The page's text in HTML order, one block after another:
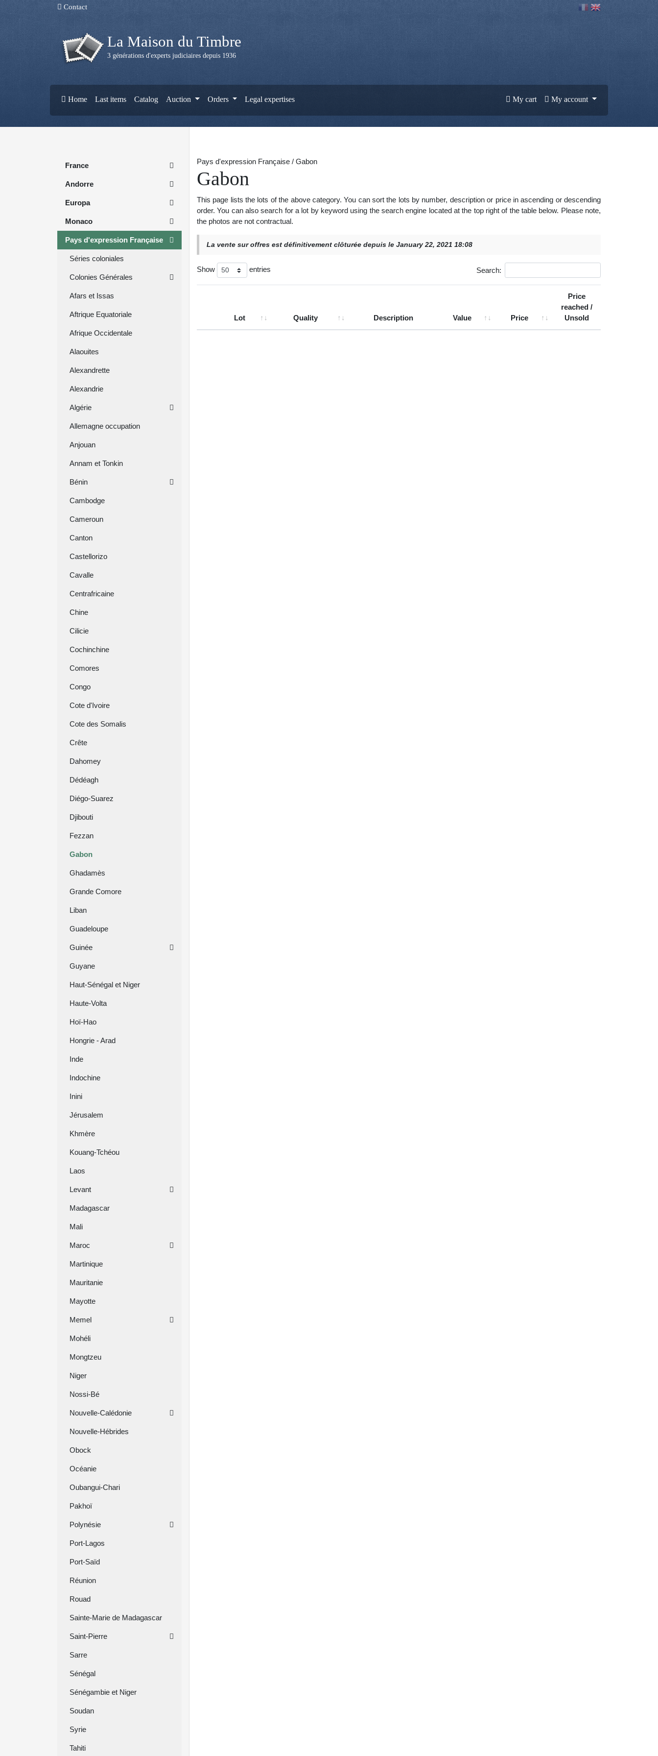
Contact
La Maison du Timbre
3 générations d'experts judiciaires depuis 1936
Home Last items Catalog Auction Orders Legal expertises My cart My account
France
Andorre
Europa
Monaco
Pays d'expression Française
Séries coloniales
Colonies Générales
Afars et Issas
Aftrique Equatoriale
Afrique Occidentale
Alaouites
Alexandrette
Alexandrie
Algérie
Allemagne occupation
Anjouan
Annam et Tonkin
Bénin
Cambodge
Cameroun
Canton
Castellorizo
Cavalle
Centrafricaine
Chine
Cilicie
Cochinchine
Comores
Congo
Cote d'Ivoire
Cote des Somalis
Crête
Dahomey
Dédéagh
Diégo-Suarez
Djibouti
Fezzan
Gabon
Ghadamès
Grande Comore
Liban
Guadeloupe
Guinée
Guyane
Haut-Sénégal et Niger
Haute-Volta
Hoï-Hao
Hongrie - Arad
Inde
Indochine
Inini
Jérusalem
Khmère
Kouang-Tchéou
Laos
Levant
Madagascar
Mali
Maroc
Martinique
Mauritanie
Mayotte
Memel
Mohéli
Mongtzeu
Niger
Nossi-Bé
Nouvelle-Calédonie
Nouvelle-Hébrides
Obock
Océanie
Oubangui-Chari
Pakhoï
Polynésie
Port-Lagos
Port-Saïd
Réunion
Rouad
Sainte-Marie de Madagascar
Saint-Pierre
Sarre
Sénégal
Sénégambie et Niger
Soudan
Syrie
Tahiti
Pays d'expression Française / Gabon
Gabon
This page lists the lots of the above category. You can sort the lots by number, description or price in ascending or descending
order. You can also search for a lot by keyword using the search engine located at the top right of the table below. Please note,
the photos are not contractual.
La vente sur offres est définitivement clôturée depuis le January 22, 2021 18:08
Show entries Search:
Lot Quality Description Value Price
Price
reached /
Unsold